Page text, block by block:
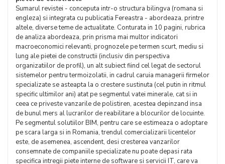
Sumarul revistei - conceputa intr-o structura bilingva (romana si
engleza) si integrata cu publicatia Fereastra - abordeaza, printre
altele, diverse teme de actualitate. Conturata in 10 pagini, rubrica
de analiza abordeaza, prin prisma mai multor indicatori
macroeconomici relevanti, prognozele pe termen scurt, mediu si
lung ale pietei de constructii (inclusiv din perspectiva
organizatiilor de profil), un alt subiect fiind cel legat de sectorul
sistemelor pentru termoizolatii, in cadrul caruia managerii firmelor
specializate se asteapta la o crestere sustinuta (cel putin in ritmul
specific ultimilor ani) atat pe segmentul vatei minerale, cat si in
ceea ce priveste vanzarile de polistiren, acestea depinzand insa
de bunul mers al lucrarilor de reabilitare a blocurilor de locuinte.
Pe segmentul solutiilor BIM, pentru care se estimeaza o adoptare
pe scara larga si in Romania, trendul comercializarii licentelor
este, de asemenea, ascendent, desi cresterea vanzarilor
consemnate de companiile specializate nu poate depasi rata
specifica intregii piete interne de software si servicii IT, care va